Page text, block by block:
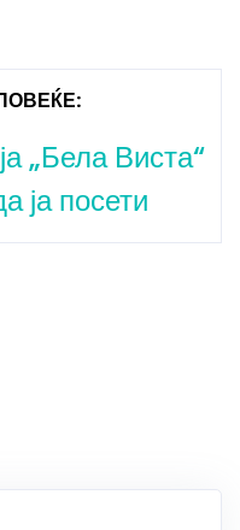
„Бела Виста“
ја посети